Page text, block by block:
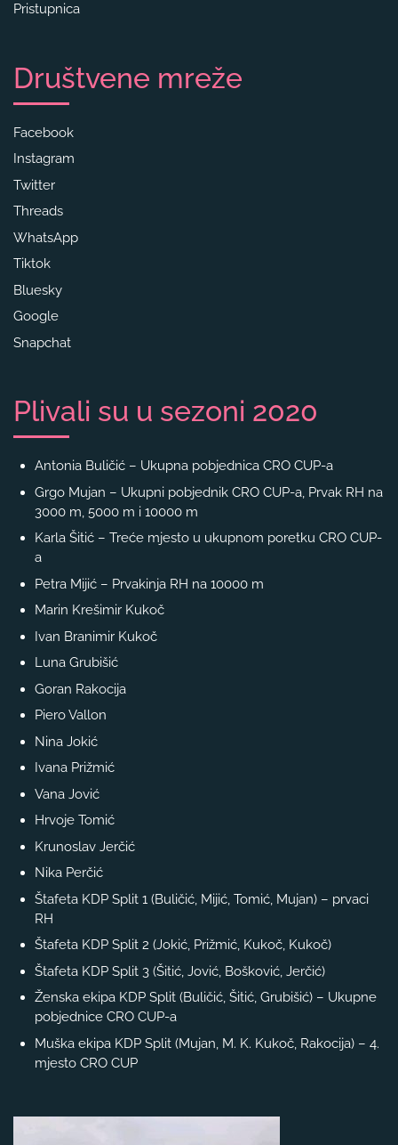
Pristupnica
Društvene mreže
Facebook
Instagram
Twitter
Threads
WhatsApp
Tiktok
Bluesky
Google
Snapchat
Plivali su u sezoni 2020
Antonia Buličić – Ukupna pobjednica CRO CUP-a
Grgo Mujan – Ukupni pobjednik CRO CUP-a, Prvak RH na
3000 m, 5000 m i 10000 m
Karla Šitić – Treće mjesto u ukupnom poretku CRO CUP-
a
Petra Mijić – Prvakinja RH na 10000 m
Marin Krešimir Kukoč
Ivan Branimir Kukoč
Luna Grubišić
Goran Rakocija
Piero Vallon
Nina Jokić
Ivana Prižmić
Vana Jović
Hrvoje Tomić
Krunoslav Jerčić
Nika Perčić
Štafeta KDP Split 1 (Buličić, Mijić, Tomić, Mujan) – prvaci
RH
Štafeta KDP Split 2 (Jokić, Prižmić, Kukoč, Kukoč)
Štafeta KDP Split 3 (Šitić, Jović, Bošković, Jerčić)
Ženska ekipa KDP Split (Buličić, Šitić, Grubišić) – Ukupne
pobjednice CRO CUP-a
Muška ekipa KDP Split (Mujan, M. K. Kukoč, Rakocija) – 4.
mjesto CRO CUP